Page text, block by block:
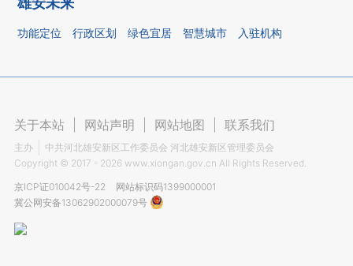
功能定位 行政区划 绿色宜居 智慧城市 入驻机构
关于本站 网站声明 网站地图 联系我们
主办
中共河北雄安新区工作委员会 河北雄安新区管理委员会
Copyright © 2017 - 2026 www.xiongan.gov.cn All Rights Reserved.
京ICP证010042号-22
网站标识码1399000001
冀公网安备13062902000079号